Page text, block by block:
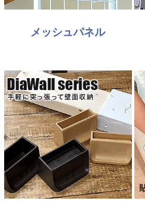
メッシュパネル